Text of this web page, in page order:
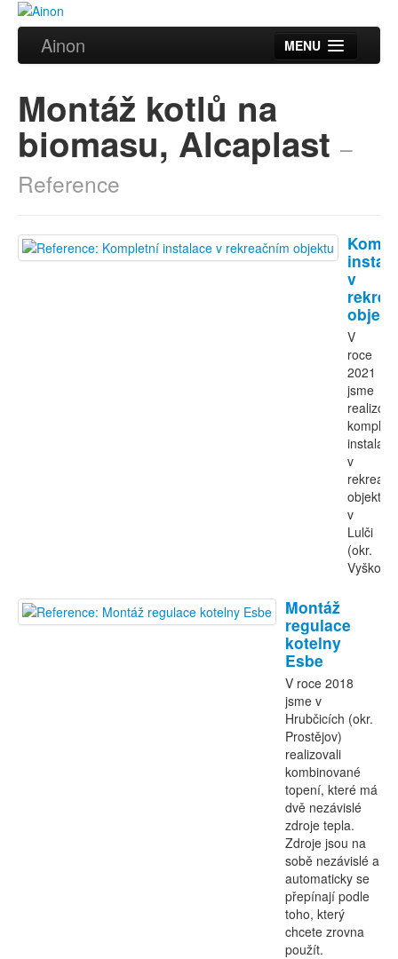
Ainon
MENU
Služby
Reference
Videa
Partneři
Montáž kotlů na
biomasu, Alcaplast –
Reference
v
V
roce
2021
jsme
instalace
v
objektu
v
Lulči
(okr.
Vyškov).
Montáž
regulace
kotelny
Esbe
V roce 2018
jsme v
Hrubčicích (okr.
Prostějov)
realizovali
kombinované
topení, které má
dvě nezávislé
zdroje tepla.
Zdroje jsou na
sobě nezávislé a
automaticky se
přepínají podle
toho, který
chcete zrovna
použít.